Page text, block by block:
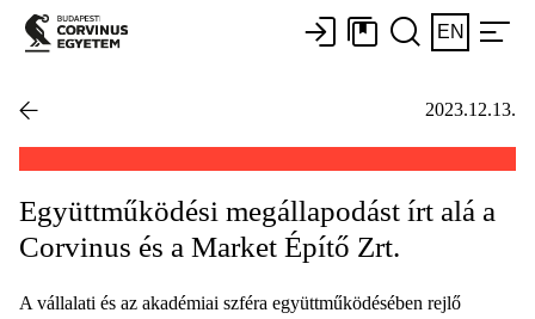
EN
2023.12.13.
Együttműködési megállapodást írt alá a
Corvinus és a Market Építő Zrt.
A vállalati és az akadémiai szféra együttműködésében rejlő